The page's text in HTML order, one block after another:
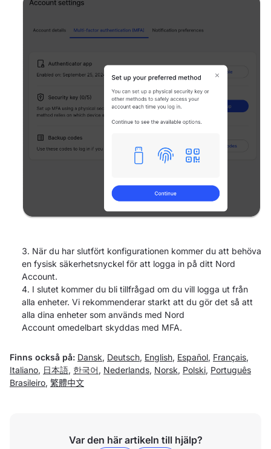
När du har slutfört konfigurationen kommer du att behöva
en fysisk säkerhetsnyckel för att logga in på ditt Nord
Account.
I slutet kommer du bli tillfrågad om du vill logga ut från
alla enheter. Vi rekommenderar starkt att du gör det så att
alla dina enheter som används med Nord
Account omedelbart skyddas med MFA.
Finns också på: Dansk, Deutsch, English, Español, Français,
Italiano, 日本語, 한국어, Nederlands, Norsk, Polski, Português
Brasileiro, 繁體中文
Var den här artikeln till hjälp?